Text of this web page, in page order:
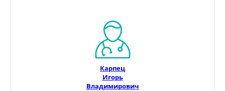
Карпец
Игорь
Владимирович